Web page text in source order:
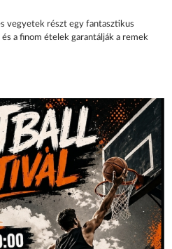
vegyetek részt egy fantasztikus
a finom ételek garantálják a remek